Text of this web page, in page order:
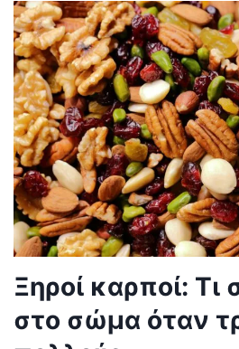
Ξηροί καρποί: Τι
στο σώμα όταν